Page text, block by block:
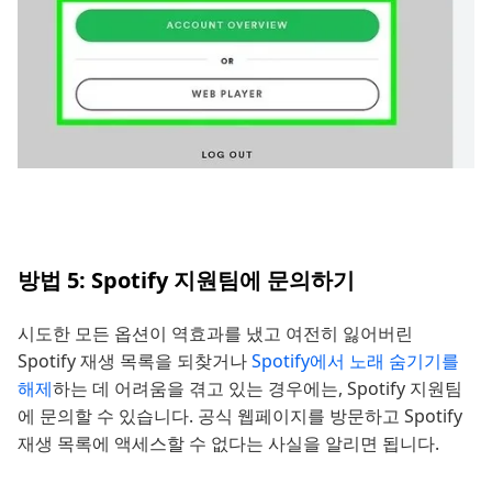
방법 5: Spotify 지원팀에 문의하기
시도한 모든 옵션이 역효과를 냈고 여전히 잃어버린
Spotify 재생 목록을 되찾거나Spotify에서 노래 숨기기를
해제하는 데 어려움을 겪고 있는 경우에는, Spotify 지원팀
에 문의할 수 있습니다. 공식 웹페이지를 방문하고 Spotify
재생 목록에 액세스할 수 없다는 사실을 알리면 됩니다.